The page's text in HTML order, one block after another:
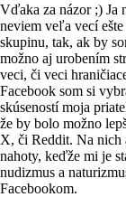
Vďaka za názor ;) Ja
neviem veľa vecí
skupinu, tak, ak by
možno aj urobením
veci, či veci
Facebook som si
skúseností moja
že by bolo možno
X, či Reddit. Na nich
nahoty, keďže mi je
nudizmus a
Facebookom.